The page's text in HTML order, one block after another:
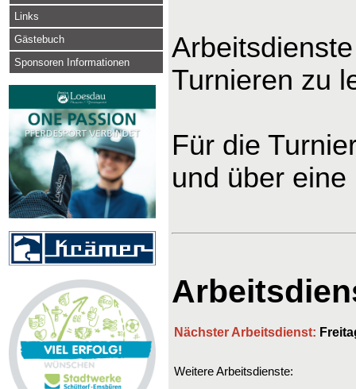
Links
Gästebuch
Sponsoren Informationen
Turnieren zu
Für die
und über
Nächster Arbeitsdienst:
Weitere Arbeitsdienste: